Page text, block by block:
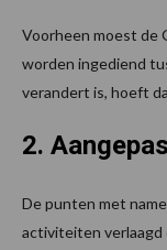
Voorheen moest de
worden ingediend
verandert is, hoeft
2.
De punten met
activiteiten verlaagd